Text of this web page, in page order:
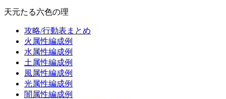
天元たる六色の理
攻略/行動表まとめ
火属性編成例
水属性編成例
土属性編成例
風属性編成例
光属性編成例
闇属性編成例